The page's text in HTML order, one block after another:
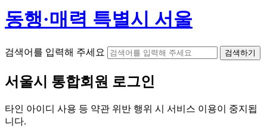
동행·매력 특별시 서울
검색어를 입력해 주세요 검색하기
서울시 통합회원 로그인
타인 아이디 사용 등 약관 위반 행위 시 서비스 이용이 중지됩
니다.